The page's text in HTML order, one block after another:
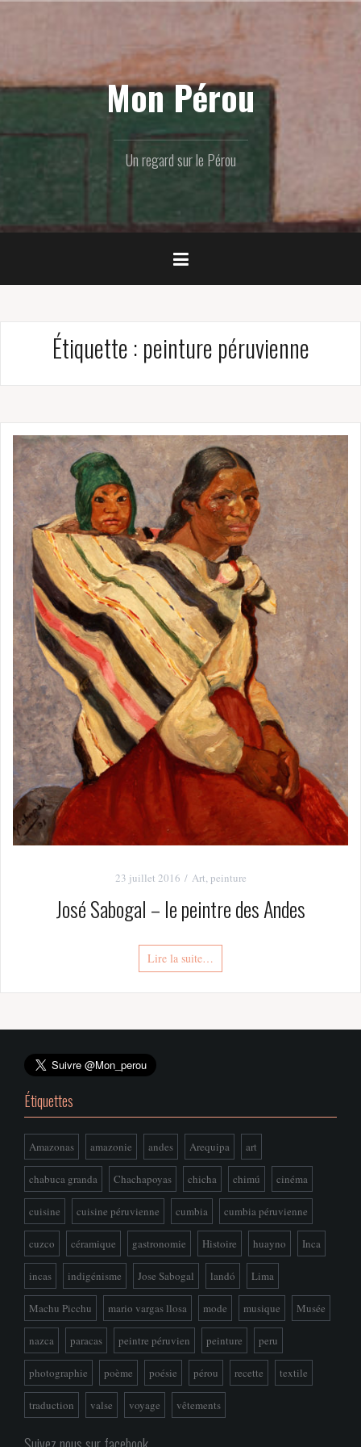
Mon Pérou
Un regard sur le Pérou
Étiquette : peinture péruvienne
23 juillet 2016 Art,peinture
José Sabogal – le peintre des Andes
Lire la suite…
Étiquettes
Amazonas amazonie andes Arequipa art
chabuca granda Chachapoyas chicha chimú cinéma
cuisine cuisine péruvienne cumbia cumbia péruvienne
cuzco céramique gastronomie Histoire huayno Inca
incas indigénisme Jose Sabogal landó Lima
Machu Picchu mario vargas llosa mode musique Musée
nazca paracas peintre péruvien peinture peru
photographie poème poésie pérou recette textile
traduction valse voyage vêtements